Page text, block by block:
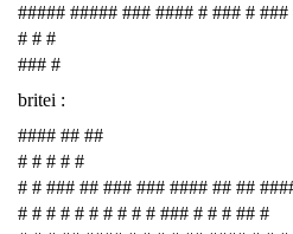
##### ##### ### #### # ### # ###
# # #
### #
britei :
#### ## ##
# # # # #
# # ### ## ### ### #### ## ##
# # # # # # # # # # ### # # # ## #